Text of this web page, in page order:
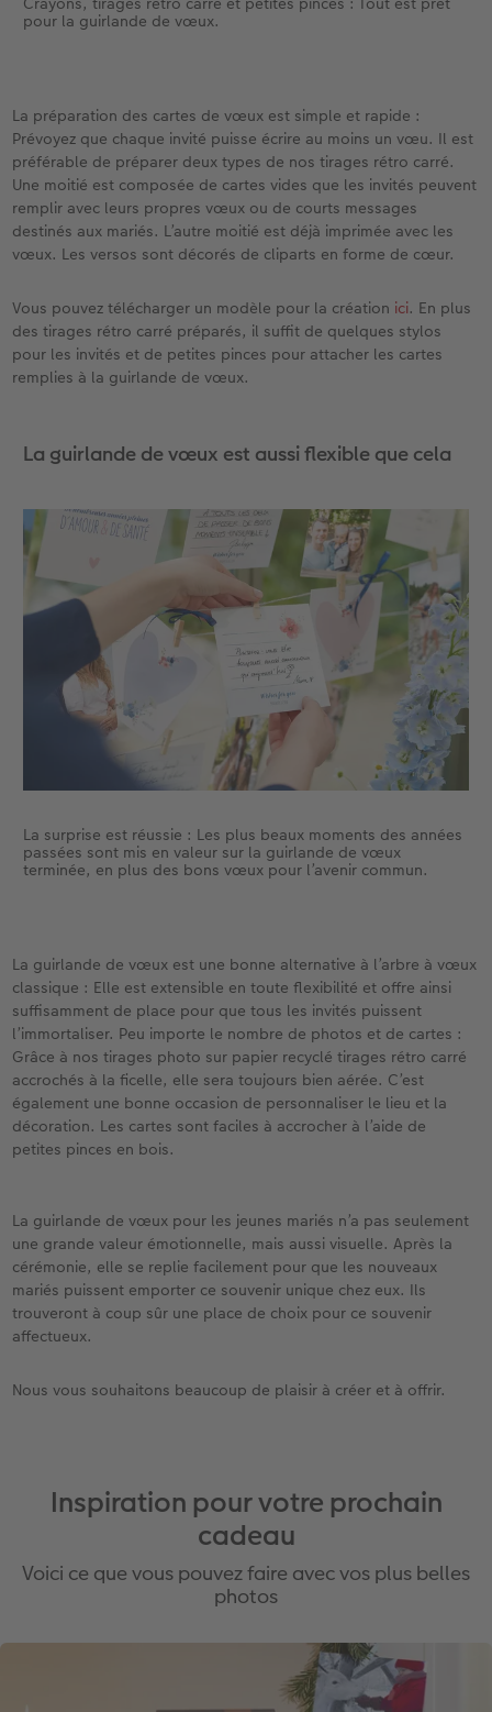
pour la guirlande de vœux.
La préparation des cartes de vœux est simple et rapide :
Prévoyez que chaque invité puisse écrire au moins un vœu. Il est
préférable de préparer deux types de nos tirages rétro carré.
Une moitié est composée de cartes vides que les invités peuvent
remplir avec leurs propres vœux ou de courts messages
destinés aux mariés. L’autre moitié est déjà imprimée avec les
vœux. Les versos sont décorés de cliparts en forme de cœur.
Vous pouvez télécharger un modèle pour la création ici. En plus
des tirages rétro carré préparés, il suffit de quelques stylos
pour les invités et de petites pinces pour attacher les cartes
remplies à la guirlande de vœux.
La guirlande de vœux est aussi flexible que cela
La surprise est réussie : Les plus beaux moments des années
passées sont mis en valeur sur la guirlande de vœux
terminée, en plus des bons vœux pour l’avenir commun.
La guirlande de vœux est une bonne alternative à l’arbre à vœux
classique : Elle est extensible en toute flexibilité et offre ainsi
suffisamment de place pour que tous les invités puissent
l’immortaliser. Peu importe le nombre de photos et de cartes :
Grâce à nos tirages photo sur papier recyclé tirages rétro carré
accrochés à la ficelle, elle sera toujours bien aérée. C’est
également une bonne occasion de personnaliser le lieu et la
décoration. Les cartes sont faciles à accrocher à l’aide de
petites pinces en bois.
La guirlande de vœux pour les jeunes mariés n’a pas seulement
une grande valeur émotionnelle, mais aussi visuelle. Après la
cérémonie, elle se replie facilement pour que les nouveaux
mariés puissent emporter ce souvenir unique chez eux. Ils
trouveront à coup sûr une place de choix pour ce souvenir
affectueux.
Nous vous souhaitons beaucoup de plaisir à créer et à offrir.
Inspiration pour votre prochain
cadeau
Voici ce que vous pouvez faire avec vos plus belles
photos